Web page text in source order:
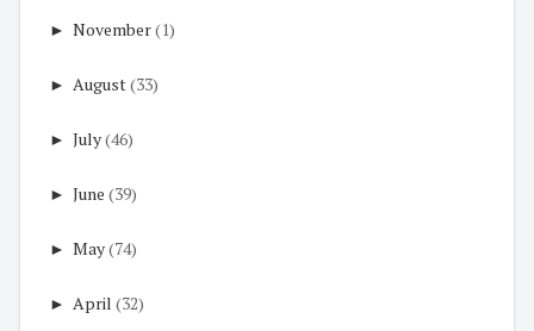
► November(1)
► August(33)
► July(46)
► June (39)
► May(74)
► April (32)